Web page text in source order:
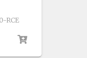
RCE